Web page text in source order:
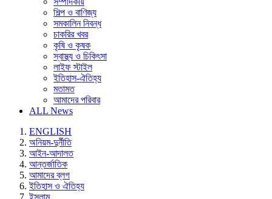
শিল্প ও বাণিজ্য
সমকালিন নিবন্ধ
চাকরির খবর
কৃষি ও কৃষক
স্বাস্থ্য ও চিকিৎসা
লাইফ স্টাইল
ইতিহাস-ঐতিহ্য
মতামত
আমাদের পরিবার
ALL News
ENGLISH
অনিয়ম-দুর্নীতি
আইন-আদালত
আন্তর্জাতিক
আমাদের ব্লগ
ইতিহাস ও ঐতিহ্য
ইসলাম